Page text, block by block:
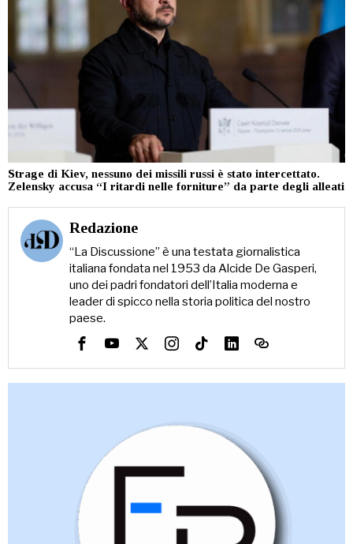
Strage di Kiev, nessuno dei missili russi è stato intercettato.
Zelensky accusa “I ritardi nelle forniture” da parte degli alleati
Redazione
“La Discussione” è una testata giornalistica
italiana fondata nel 1953 da Alcide De Gasperi,
uno dei padri fondatori dell’Italia moderna e
leader di spicco nella storia politica del nostro
paese.